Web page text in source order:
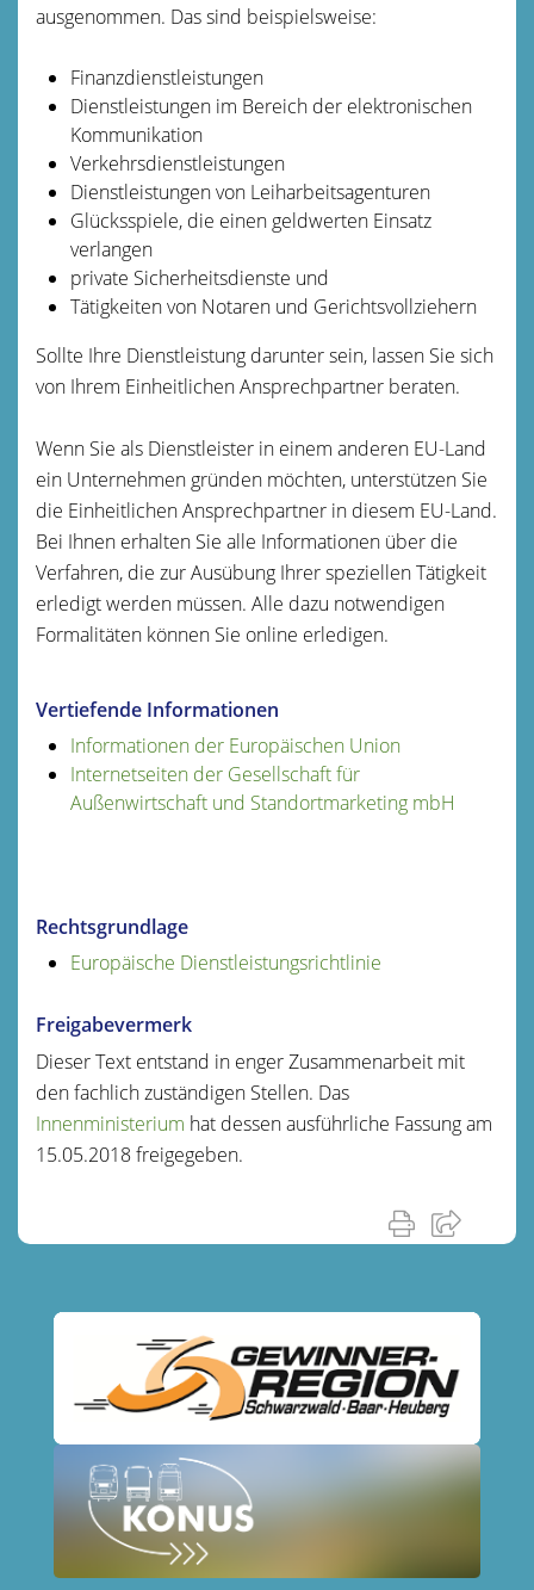
ausgenommen. Das sind beispielsweise:
Finanzdienstleistungen
Dienstleistungen im Bereich der elektronischen
Kommunikation
Verkehrsdienstleistungen
Dienstleistungen von Leiharbeitsagenturen
Glücksspiele, die einen geldwerten Einsatz
verlangen
private Sicherheitsdienste und
Tätigkeiten von Notaren und Gerichtsvollziehern
Sollte Ihre Dienstleistung darunter sein, lassen Sie sich
von Ihrem Einheitlichen Ansprechpartner beraten.
Wenn Sie als Dienstleister in einem anderen EU-Land
ein Unternehmen gründen möchten, unterstützen Sie
die Einheitlichen Ansprechpartner in diesem EU-Land.
Bei Ihnen erhalten Sie alle Informationen über die
Verfahren, die zur Ausübung Ihrer speziellen Tätigkeit
erledigt werden müssen. Alle dazu notwendigen
Formalitäten können Sie online erledigen.
Vertiefende Informationen
Informationen der Europäischen Union
Internetseiten der Gesellschaft für
Außenwirtschaft und Standortmarketing mbH
Rechtsgrundlage
Europäische Dienstleistungsrichtlinie
Freigabevermerk
Dieser Text entstand in enger Zusammenarbeit mit
den fachlich zuständigen Stellen. Das
Innenministerium hat dessen ausführliche Fassung am
15.05.2018 freigegeben.